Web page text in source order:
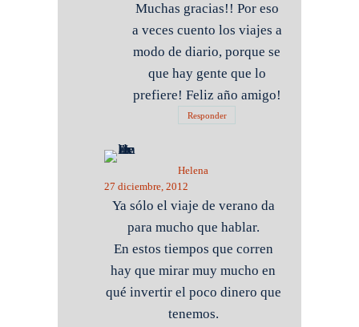
Muchas gracias!! Por eso
a veces cuento los viajes a
modo de diario, porque se
que hay gente que lo
prefiere! Feliz año amigo!
Responder
Helena
27 diciembre, 2012
Ya sólo el viaje de verano da
para mucho que hablar.
En estos tiempos que corren
hay que mirar muy mucho en
qué invertir el poco dinero que
tenemos.